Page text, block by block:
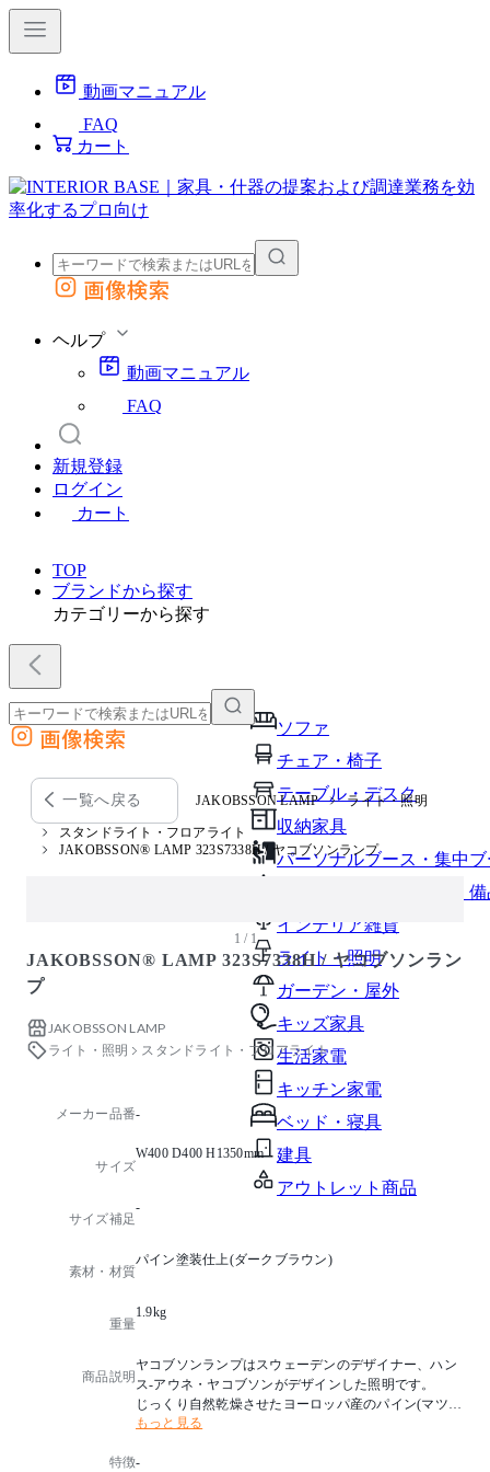
動画マニュアル
FAQ
カート
外部サイトの商品をカートに追加
画像検索
ヘルプ
動画マニュアル
FAQ
新規登録
ログイン
カート
TOP
ブランドから探す
カテゴリーから探す
ソファ
チェア・椅子
テーブル・デスク
収納家具
パーソナルブース・集中
オフィスアクセサリー・
インテリア雑貨
ライト・照明
ガーデン・屋外
キッズ家具
生活家電
キッチン家電
ベッド・寝具
建具
アウトレット商品
外部サイトの商品をカートに追加
他のサイトで見つけた商品ページのURLを貼り付けて、カートに追加できます
画像検索
一覧へ戻る JAKOBSSON LAMP ライト・照明
スタンドライト・フロアライト
JAKOBSSON® LAMP 323S7338H / ヤコブソンランプ
1 / 1
JAKOBSSON® LAMP 323S7338H / ヤコブソンラン
プ
JAKOBSSON LAMP
ライト・照明
スタンドライト・フロアライト
メーカー品番-
サイズ
W400 D400 H1350mm
サイズ補足
-
素材・材質
パイン塗装仕上(ダークブラウン)
重量
1.9kg
商品説明
ヤコブソンランプはスウェーデンのデザイナー、ハン
ス‐アウネ・ヤコブソンがデザインした照明です。
じっくり自然乾燥させたヨーロッパ産のパイン(マツ)
材を薄くスライスした材料を活かしたデザインが特長
がります。
もっと見る
特徴-